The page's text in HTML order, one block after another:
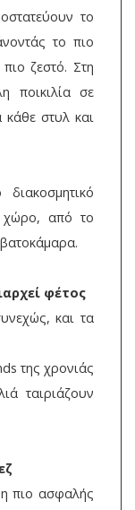
το
το πιο
ζεστό. Στη
ποικιλία σε
κάθε στυλ και
χώρο, από το
φέτος
και τα
της χρονιάς
ταιριάζουν
πιο ασφαλής